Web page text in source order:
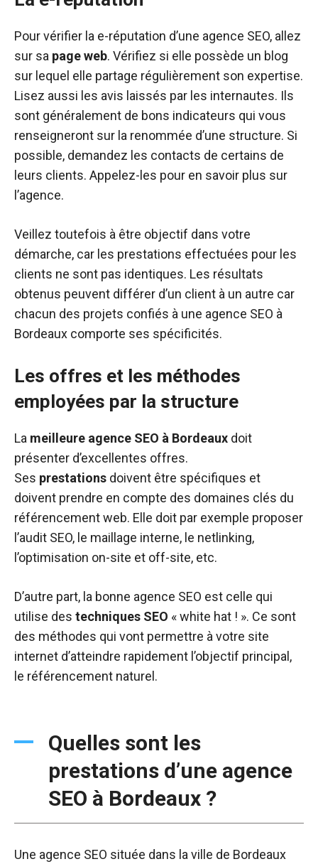
Pour vérifier la e-réputation d’une agence SEO, allez
sur sa pageweb. Vérifiez si elle possède un blog
sur lequel elle partage régulièrement son expertise.
Lisez aussi les avis laissés par les internautes. Ils
sont généralement de bons indicateurs qui vous
renseigneront sur la renommée d’une structure. Si
possible, demandez les contacts de certains de
leurs clients. Appelez-les pour en savoir plus sur
l’agence.
Veillez toutefois à être objectif dans votre
démarche, car les prestations effectuées pour les
clients ne sont pas identiques. Les résultats
obtenus peuvent différer d’un client à un autre car
chacun des projets confiés à une agence SEO à
Bordeaux comporte ses spécificités.
Les offres et les méthodes
employées par la structure
La meilleure agence SEO à Bordeaux doit
présenter d’excellentes offres.
Ses prestations doivent être spécifiques et
doivent prendre en compte des domaines clés du
référencement web. Elle doit par exemple proposer
l’audit SEO, le maillage interne, le netlinking,
l’optimisation on-site et off-site, etc.
D’autre part, la bonne agence SEO est celle qui
utilise des techniques SEO « white hat ! ». Ce sont
des méthodes qui vont permettre à votre site
internet d’atteindre rapidement l’objectif principal,
le référencement naturel.
Quelles sont les
prestations d’une agence
SEO à Bordeaux ?
Une agence SEO située dans la ville de Bordeaux